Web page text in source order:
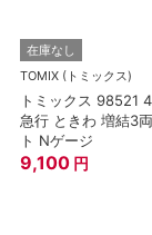
在庫なし
TOMIX (トミックス)
トミックス 98521
急行 ときわ 増結3
ト Nゲージ
9,100 円